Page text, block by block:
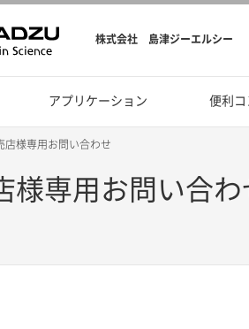
株式会社 島津ジーエルシー
アプリケーション 便利コ
店様専用お問い合わせ
様専用お問い合わ